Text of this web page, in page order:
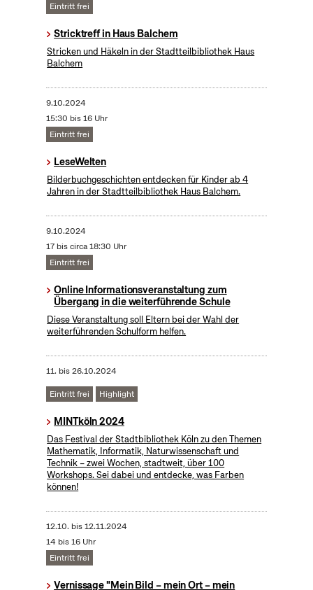
Eintritt frei
Stricktreff in Haus Balchem
Stricken und Häkeln in der Stadtteilbibliothek Haus
Balchem
9.10.2024
15:30 bis 16 Uhr
Eintritt frei
LeseWelten
Bilderbuchgeschichten entdecken für Kinder ab 4
Jahren in der Stadtteilbibliothek Haus Balchem.
9.10.2024
17 bis circa 18:30 Uhr
Eintritt frei
Online Informationsveranstaltung zum
Übergang in die weiterführende Schule
Diese Veranstaltung soll Eltern bei der Wahl der
weiterführenden Schulform helfen.
11. bis26.10.2024
Eintritt frei Highlight
MINTköln 2024
Das Festival der Stadtbibliothek Köln zu den Themen
Mathematik, Informatik, Naturwissenschaft und
Technik – zwei Wochen, stadtweit, über 100
Workshops. Sei dabei und entdecke, was Farben
können!
12.10. bis12.11.2024
14 bis 16 Uhr
Eintritt frei
Vernissage "Mein Bild – mein Ort – mein